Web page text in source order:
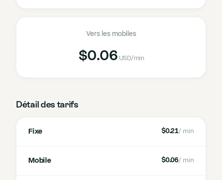
Vers les mobiles
$0.06 USD/min
Détail des tarifs
Fixe $0.21/ min
Mobile $0.06/ min